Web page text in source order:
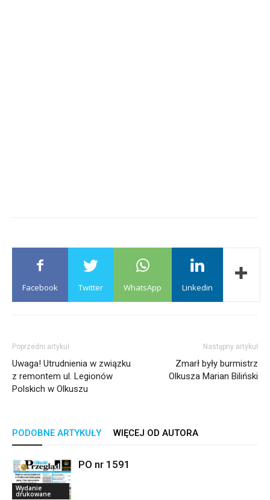
Facebook Twitter WhatsApp Linkedin
Poprzedni artykuł
Uwaga! Utrudnienia w związku
z remontem ul. Legionów
Polskich w Olkuszu
Następny artykuł
Zmarł były burmistrz
Olkusza Marian Biliński
PODOBNE ARTYKUŁY WIĘCEJ OD AUTORA
Wydanie
drukowane
PO nr 1591